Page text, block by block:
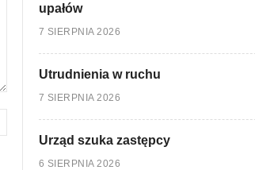
upałów
7 SIERPNIA 2026
Utrudnienia w ruchu
7 SIERPNIA 2026
Urząd szuka zastępcy
6 SIERPNIA 2026